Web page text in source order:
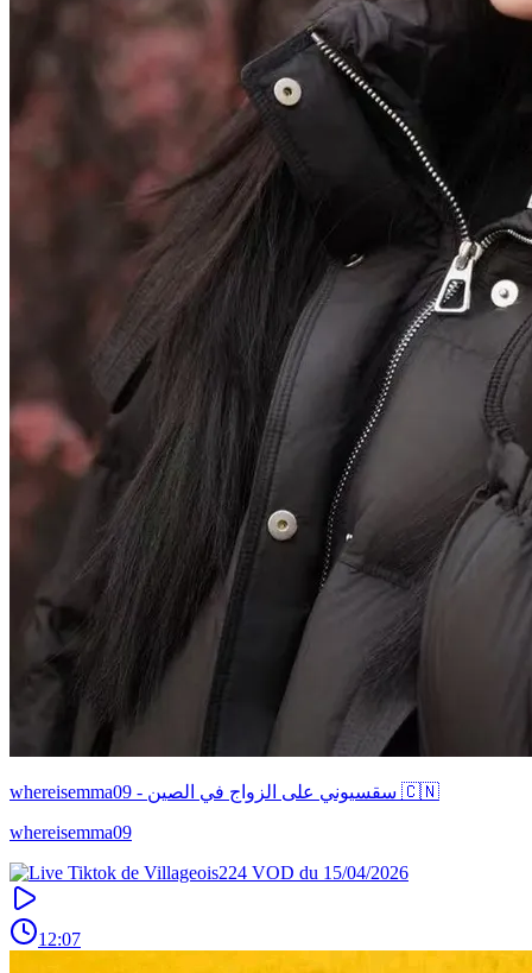
whereisemma09 - سقسيوني على الزواج في الصين 🇨🇳
whereisemma09
12:07